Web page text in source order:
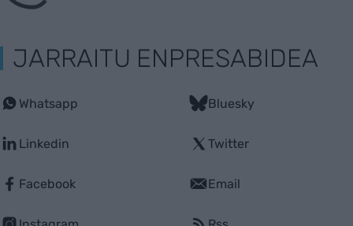
JARRAITU ENPRESABIDEA
Whatsapp
Linkedin
Facebook
Bluesky
Twitter
Email